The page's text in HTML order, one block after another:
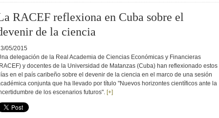
RACEF reflexiona en Cuba sobre el
de la ciencia
05/2015
delegación de la Real Academia de Ciencias Económicas y Financieras
y docentes de la Universidad de Matanzas (Cuba) han reflexionado estos
en el país caribeño sobre el devenir de la ciencia en el marco de una sesión
conjunta que ha llevado por título "Nuevos horizontes científicos ante la
de los escenarios futuros". [+]